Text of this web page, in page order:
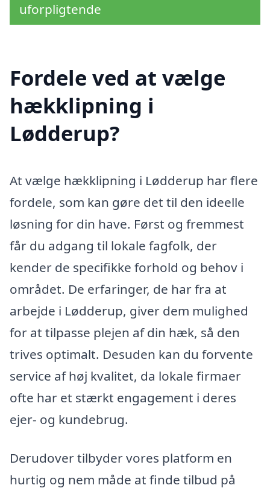
uforpligtende
Fordele ved at vælge
hækklipning i
Lødderup?
At vælge hækklipning i Lødderup har flere
fordele, som kan gøre det til den ideelle
løsning for din have. Først og fremmest
får du adgang til lokale fagfolk, der
kender de specifikke forhold og behov i
området. De erfaringer, de har fra at
arbejde i Lødderup, giver dem mulighed
for at tilpasse plejen af din hæk, så den
trives optimalt. Desuden kan du forvente
service af høj kvalitet, da lokale firmaer
ofte har et stærkt engagement i deres
ejer- og kundebrug.
Derudover tilbyder vores platform en
hurtig og nem måde at finde tilbud på